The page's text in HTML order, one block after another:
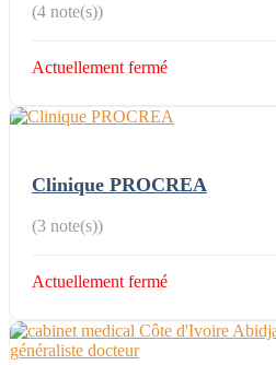
(4 note(s))
Actuellement fermé
Clinique PROCREA
(3 note(s))
Actuellement fermé